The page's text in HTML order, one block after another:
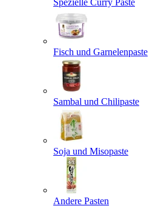
Spezielle Curry Paste
Fisch und Garnelenpaste
Sambal und Chilipaste
Soja und Misopaste
Andere Pasten